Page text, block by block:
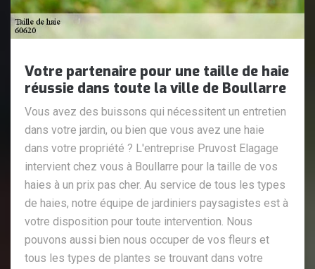
Votre partenaire pour une taille de haie
réussie dans toute la ville de Boullarre
Vous avez des buissons qui nécessitent un entretien
dans votre jardin, ou bien que vous avez une haie
dans votre propriété ? L'entreprise Pruvost Elagage
intervient chez vous à Boullarre pour la taille de vos
haies à un prix pas cher. Au service de tous les types
de haies, notre équipe de jardiniers paysagistes est à
votre disposition pour toute intervention. Nous
pouvons aussi bien nous occuper de vos fleurs et
tous les types de plantes se trouvant dans votre